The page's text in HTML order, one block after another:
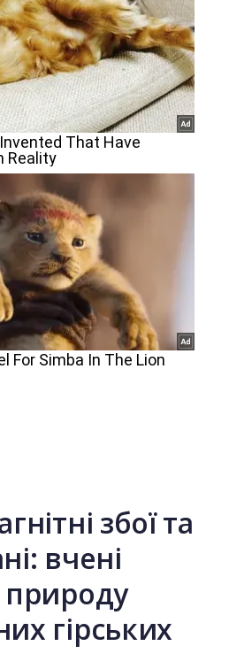
збої та
вчені
гірських